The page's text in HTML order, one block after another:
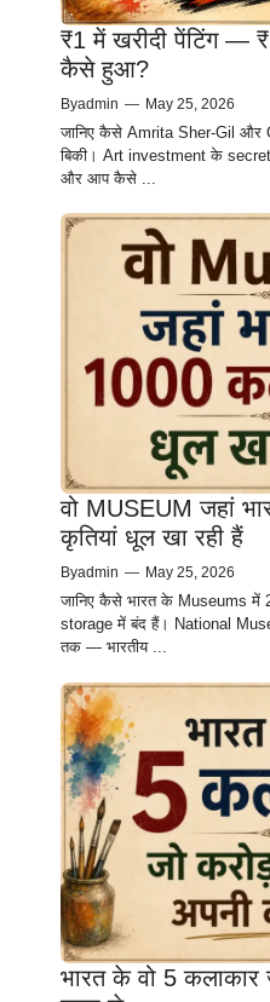
₹1 में खरीदी पेंटिंग —
कैसे हुआ?
Byadmin — May 25, 2026
जानिए कैसे Amrita Sher-Gil और
बिकी। Art investment के
और आप कैसे ...
वो MUSEUM जहां
कृतियां धूल खा रही हैं
Byadmin — May 25, 2026
जानिए कैसे भारत के Museums में
storage में बंद हैं। National
तक — भारतीय ...
भारत के वो 5 कलाकार